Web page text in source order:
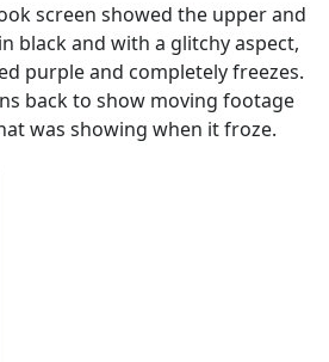
screen showed the upper and
black and with a glitchy aspect,
purple and completely freezes.
back to show moving footage
was showing when it froze.